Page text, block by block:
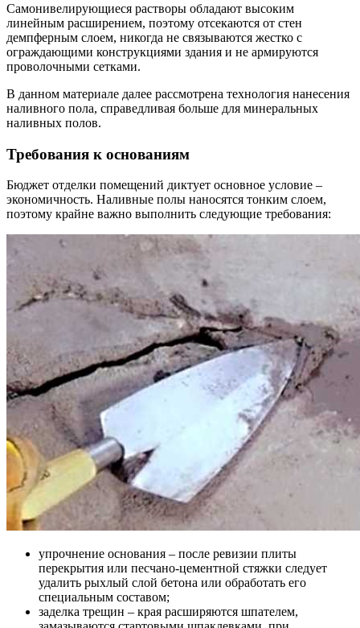
Самонивелирующиеся растворы обладают высоким
линейным расширением, поэтому отсекаются от стен
демпферным слоем, никогда не связываются жестко с
ограждающими конструкциями здания и не армируются
проволочными сетками.
В данном материале далее рассмотрена технология нанесения
наливного пола, справедливая больше для минеральных
наливных полов.
Требования к основаниям
Бюджет отделки помещений диктует основное условие –
экономичность. Наливные полы наносятся тонким слоем,
поэтому крайне важно выполнить следующие требования:
упрочнение основания – после ревизии плиты
перекрытия или песчано-цементной стяжки следует
удалить рыхлый слой бетона или обработать его
специальным составом;
заделка трещин – края расширяются шпателем,